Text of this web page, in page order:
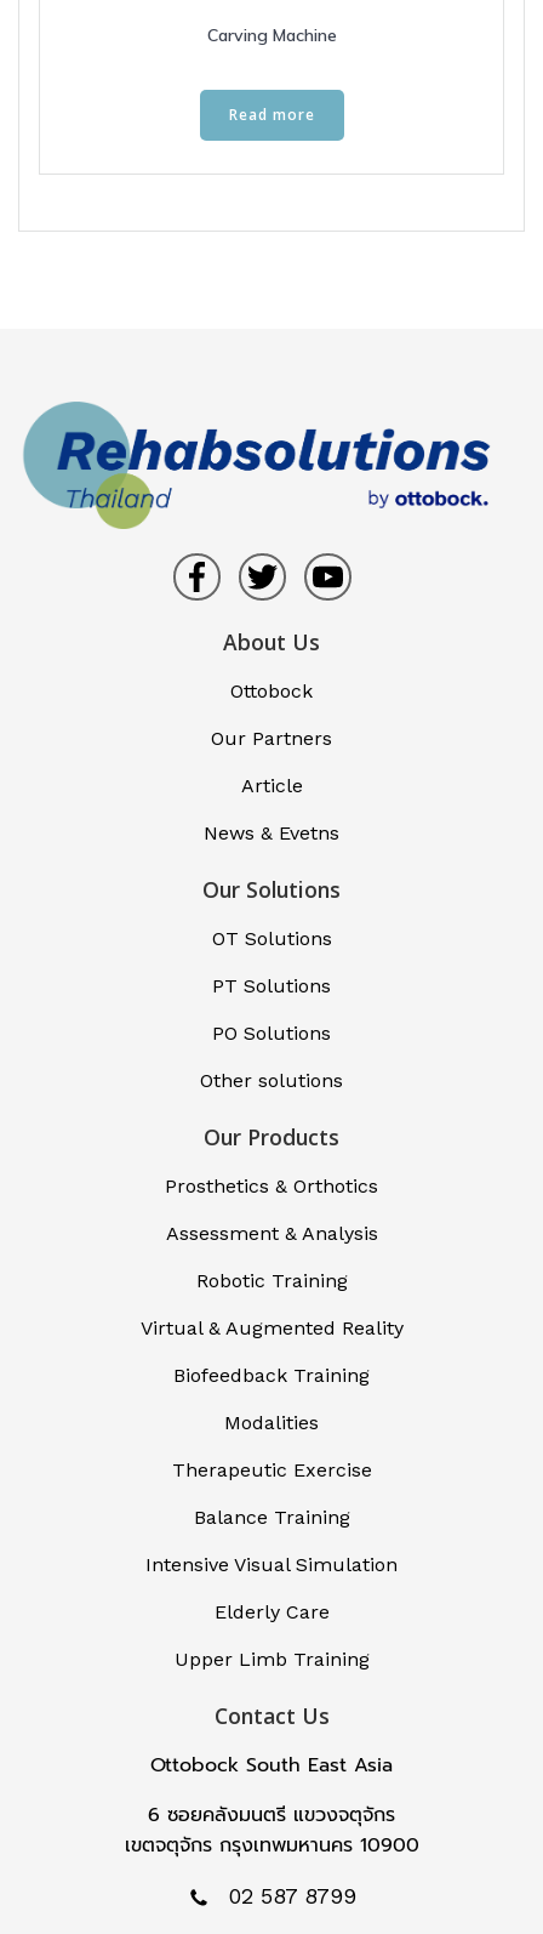
Carving Machine
Read more
About Us
Ottobock
Our Partners
Article
News & Evetns
Our Solutions
OT Solutions
PT Solutions
PO Solutions
Other solutions
Our Products
Prosthetics & Orthotics
Assessment & Analysis
Robotic Training
Virtual & Augmented Reality
Biofeedback Training
Modalities
Therapeutic Exercise
Balance Training
Intensive Visual Simulation
Elderly Care
Upper Limb Training
Contact Us
Ottobock South East Asia
6 ซอยคลังมนตรี แขวงจตุจักร
เขตจตุจักร กรุงเทพมหานคร 10900
02 587 8799